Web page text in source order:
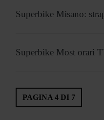
Superbike Misano:
Superbike Most orari
PAGINA 4 DI 7